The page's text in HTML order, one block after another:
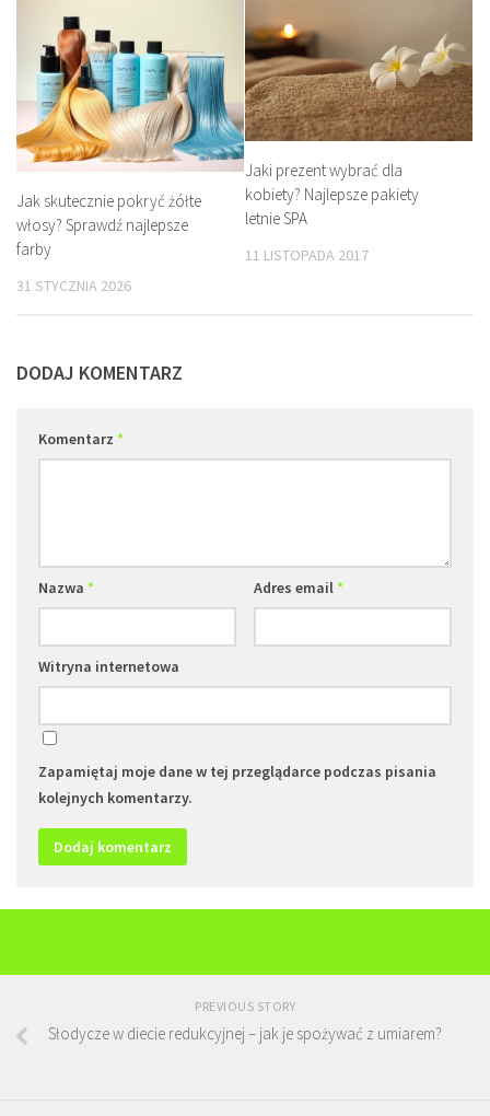
Jak skutecznie pokryć żółte
włosy? Sprawdź najlepsze
farby
31 STYCZNIA 2026
Jaki prezent wybrać dla
kobiety? Najlepsze pakiety
letnie SPA
11 LISTOPADA 2017
DODAJ KOMENTARZ
Komentarz *
Nazwa * Adres email*
Witryna internetowa
Zapamiętaj moje dane w tej przeglądarce podczas pisania
kolejnych komentarzy.
PREVIOUS STORY
Słodycze w diecie redukcyjnej – jak je spożywać z umiarem?